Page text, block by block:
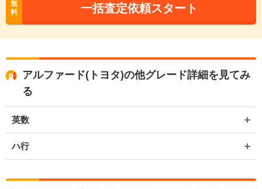
無
料
一括査定依頼スタート
アルファード(トヨタ)の他グレード詳細を見てみ
る
英数
ハ行